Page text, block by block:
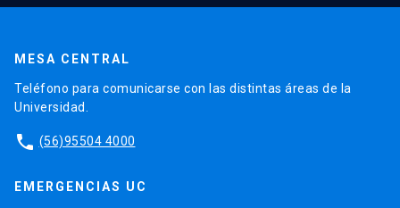
MESA CENTRAL
Teléfono para comunicarse con las distintas áreas de la
Universidad.
phone (56)95504 4000
EMERGENCIAS UC